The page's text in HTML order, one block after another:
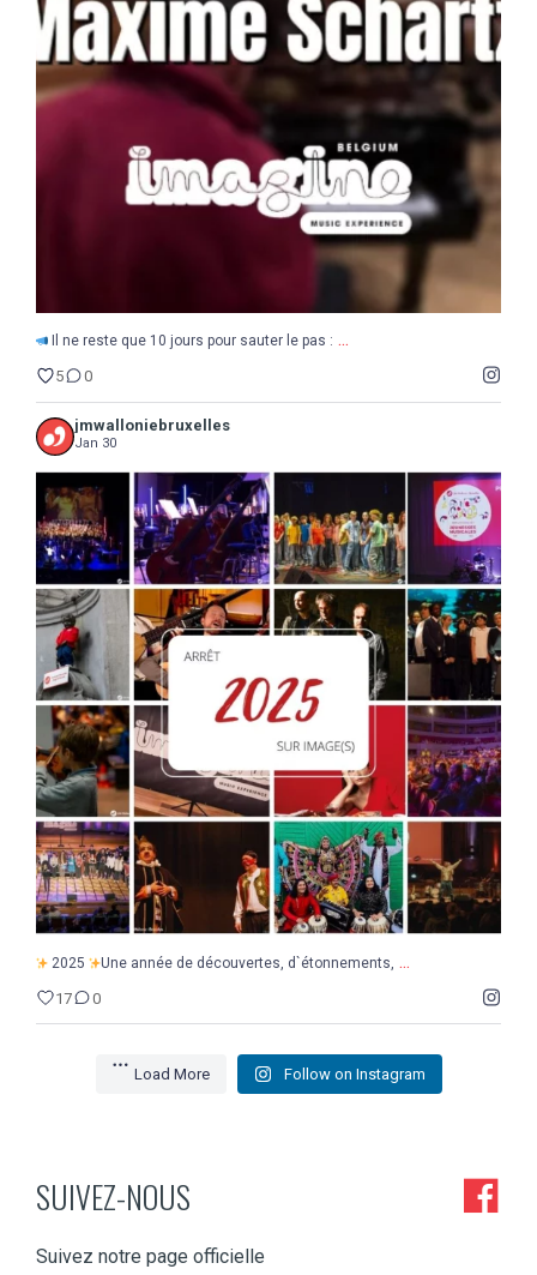
Il ne reste que 10 jours pour sauter le pas :
5
Il ne reste que 10 jours pour sauter le pas : ...
5 0
jmwalloniebruxelles
Jan 30
2025 Une année de découvertes, d`étonnements, ...
2025 Une année de découvertes, d`étonnements, ...
17 0
Load More Follow on Instagram
SUIVEZ-NOUS
Suivez notre page officielle